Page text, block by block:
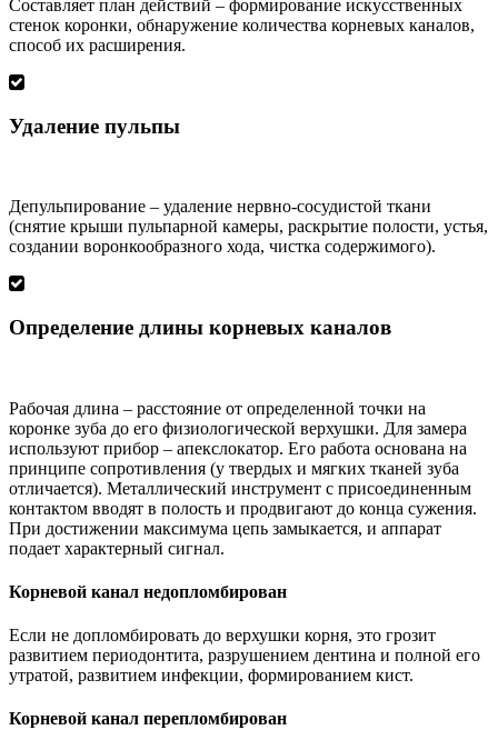
Составляет план действий – формирование искусственных
стенок коронки, обнаружение количества корневых каналов,
способ их расширения.
Удаление пульпы
Депульпирование – удаление нервно-сосудистой ткани
(снятие крыши пульпарной камеры, раскрытие полости, устья,
создании воронкообразного хода, чистка содержимого).
Определение длины корневых каналов
Рабочая длина – расстояние от определенной точки на
коронке зуба до его физиологической верхушки. Для замера
используют прибор – апекслокатор. Его работа основана на
принципе сопротивления (у твердых и мягких тканей зуба
отличается). Металлический инструмент с присоединенным
контактом вводят в полость и продвигают до конца сужения.
При достижении максимума цепь замыкается, и аппарат
подает характерный сигнал.
Корневой канал недопломбирован
Если не допломбировать до верхушки корня, это грозит
развитием периодонтита, разрушением дентина и полной его
утратой, развитием инфекции, формированием кист.
Корневой канал перепломбирован